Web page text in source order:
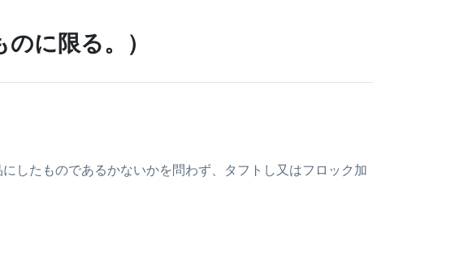
に限る。）
したものであるかないかを問わず、タフトし又はフロック加